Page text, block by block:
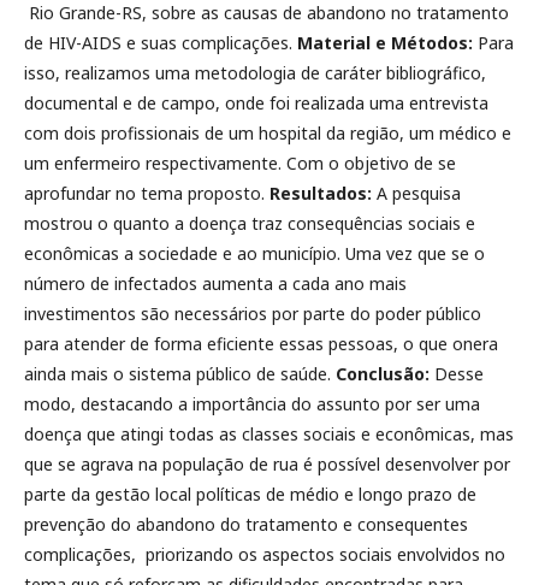
Rio Grande-RS, sobre as causas de abandono no tratamento
de HIV-AIDS e suas complicações. Material e Métodos: Para
isso, realizamos uma metodologia de caráter bibliográfico,
documental e de campo, onde foi realizada uma entrevista
com dois profissionais de um hospital da região, um médico e
um enfermeiro respectivamente. Com o objetivo de se
aprofundar no tema proposto. Resultados: A pesquisa
mostrou o quanto a doença traz consequências sociais e
econômicas a sociedade e ao município. Uma vez que se o
número de infectados aumenta a cada ano mais
investimentos são necessários por parte do poder público
para atender de forma eficiente essas pessoas, o que onera
ainda mais o sistema público de saúde. Conclusão: Desse
modo, destacando a importância do assunto por ser uma
doença que atingi todas as classes sociais e econômicas, mas
que se agrava na população de rua é possível desenvolver por
parte da gestão local políticas de médio e longo prazo de
prevenção do abandono do tratamento e consequentes
complicações, priorizando os aspectos sociais envolvidos no